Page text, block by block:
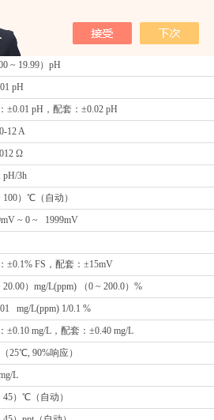
液和手提箱
~ 19.99）pH
pH
±0.01 pH，配套：±0.02 pH
12 A
Ω
pH/3h
100）℃（自动）
~ 0 ~ 1999mV
±0.1% FS，配套：±15mV
20.00）mg/L(ppm) （0 ~ 200.0）%
mg/L(ppm) 1/0.1 %
±0.10 mg/L，配套：±0.40 mg/L
25℃, 90%响应）
L
45）℃（自动）